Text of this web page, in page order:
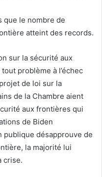
que le nombre de
atteint des records.
sur la sécurité aux
problème à l’échec
de loi sur la
de la Chambre aient
aux frontières qui
de Biden
publique désapprouve de
la majorité lui
crise.